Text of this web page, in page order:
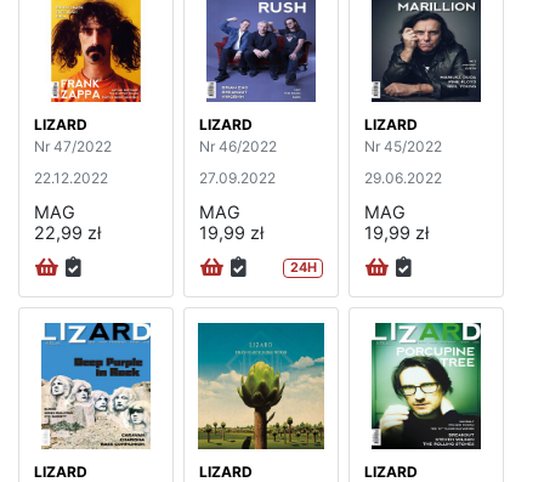
LIZARD
Nr 47/2022
22.12.2022
MAG
22,99 zł
LIZARD
Nr 46/2022
27.09.2022
MAG
19,99 zł
24H
LIZARD
Nr 45/2022
29.06.2022
MAG
19,99 zł
LIZARD
LIZARD
LIZARD